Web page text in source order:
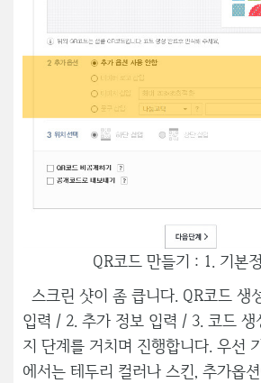
QR코드 만들기 : 1. 기본
스크린 샷이 좀 큽니다. QR코드 생
입력 / 2. 추가 정보 입력 / 3. 코드
지 단계를 거치며 진행합니다. 우선
에서는 테두리 컬러나 스킨, 추가옵